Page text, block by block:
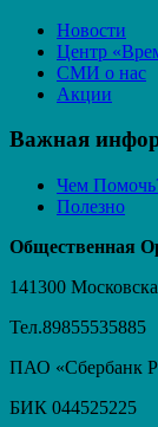
Новости
Центр
СМИ о нас
Акции
Важная
Чем
Полезно
Общественная
141300
Тел.89855535885
ПАО «Сбербанк
БИК 044525225